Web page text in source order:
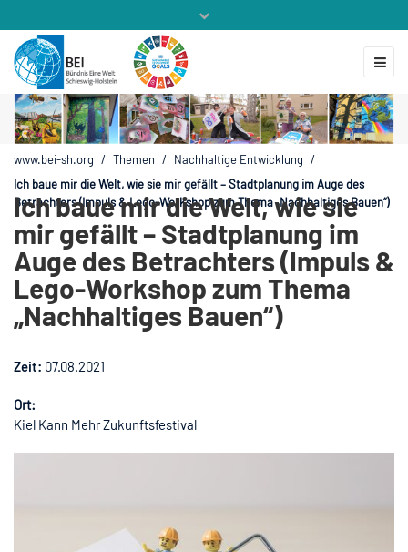
Mitglieder Veranstaltungen
www.bei-sh.org / Themen / Nachhaltige Entwicklung /
Ich baue mir die Welt, wie sie mir gefällt – Stadtplanung im Auge des
Betrachters (Impuls & Lego-Workshop zum Thema „Nachhaltiges Bauen“)
Ich baue mir die Welt, wie sie
mir gefällt – Stadtplanung im
Auge des Betrachters (Impuls &
Lego-Workshop zum Thema
„Nachhaltiges Bauen“)
Zeit: 07.08.2021
Ort:
Kiel Kann Mehr Zukunftsfestival